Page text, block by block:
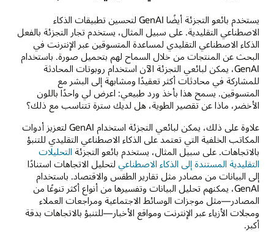
يستخدم بائعو التجزئة أيضًا GenAI لتحسين تطبيقات الذكاء
الاصطناعي التقليدية. على سبيل المثال، يستخدم تجار التجزئة بالفعل
الذكاء الاصطناعي التقليدي لمساعدة المتسوقين عبر الإنترنت في
البحث عن المنتجات من خلال السماح لهم بتحميل صورة. باستخدام
GenAI، يمكن لبائعي التجزئة الآن استخدام روبوتات المحادثة
للمشاركة في محادثات أكثر تعقيدًا ومشابهة إلى البشر مع
المتسوقين. يسمح هذا بأخذ ورد طبيعي: اعرض لي واحدًا باللون
الأخضر، ماذا عن تقصير الطوية، هل لديك سترة تتناسب مع ذلك؟
علاوة على ذلك، يمكن لبائعي التجزئة استخدام GenAI لتعزيز أدوات
المكاتب الخلفية التي تعتمد على الذكاء الاصطناعي التقليدي للتنبؤ
بالاتجاهات. على سبيل المثال، يستخدم بائعو التجزئة التحليلات
التقليدية المستندة إلى الذكاء الاصطناعي لتحليل الاتجاهات استنادًا
إلى البيانات من مصادر مثل تقارير الطقس والاقتصاد. باستخدام
GenAI، يمكنهم تحليل البيانات وتفسيرها من أنواع أكثر تنوعًا من
المصادر—مثل موجزات الوسائط الاجتماعية ومراجعات العملاء
ومجلات الأزياء عبر الإنترنت ومواقع الأخبار—للتنبؤ بالاتجاهات بدقة
أكبر.